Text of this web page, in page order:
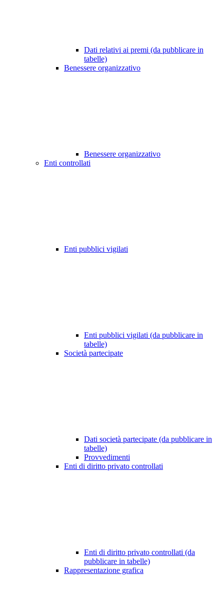
Dati relativi ai premi (da pubblicare in
tabelle)
Benessere organizzativo
Benessere organizzativo
Enti controllati
Enti pubblici vigilati
Enti pubblici vigilati (da pubblicare in
tabelle)
Società partecipate
Dati società partecipate (da pubblicare in
tabelle)
Provvedimenti
Enti di diritto privato controllati
Enti di diritto privato controllati (da
pubblicare in tabelle)
Rappresentazione grafica